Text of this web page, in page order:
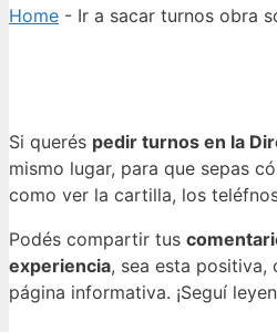
Home - Ir a sacar turnos obra
Si querés pedir turnos en la
mismo lugar, para que sepas
como ver la cartilla, los
Podés compartir tus
experiencia, sea esta positiva,
página informativa. ¡Seguí